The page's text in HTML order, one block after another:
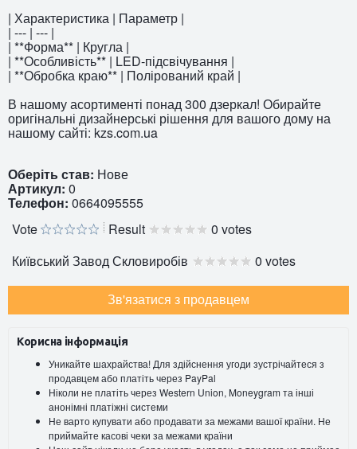
| Характеристика | Параметр |
| --- | --- |
| **Форма** | Кругла |
| **Особливість** | LED-підсвічування |
| **Обробка краю** | Полірований край |
В нашому асортименті понад 300 дзеркал! Обирайте
оригінальні дизайнерські рішення для вашого дому на
нашому сайті: kzs.com.ua
Оберіть став: Нове
Артикул: 0
Телефон: 0664095555
Vote
Result
0 votes
Київський Завод Скловиробів
0 votes
Зв'язатися з продавцем
Корисна інформація
Уникайте шахрайства! Для здійснення угоди зустрічайтеся з
продавцем або платіть через PayPal
Ніколи не платіть через Western Union, Moneygram та інші
анонімні платіжні системи
Не варто купувати або продавати за межами вашої країни. Не
приймайте касові чеки за межами країни